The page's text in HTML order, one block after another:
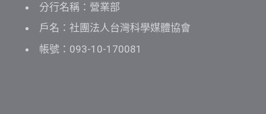
分行名稱：營業部
戶名：社團法人台灣科學媒體協會
帳號：093-10-170081